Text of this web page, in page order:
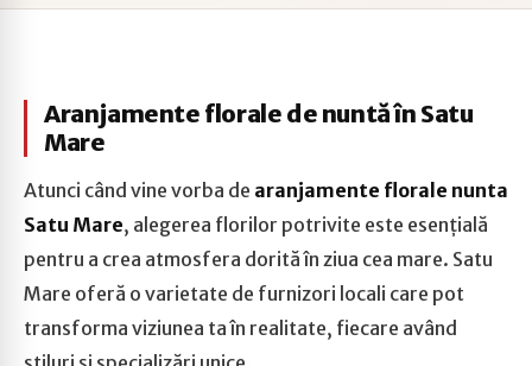
Aranjamente florale de nuntă în Satu
Mare
Atunci când vine vorba de aranjamente florale nunta
Satu Mare, alegerea florilor potrivite este esențială
pentru a crea atmosfera dorită în ziua cea mare. Satu
Mare oferă o varietate de furnizori locali care pot
transforma viziunea ta în realitate, fiecare având